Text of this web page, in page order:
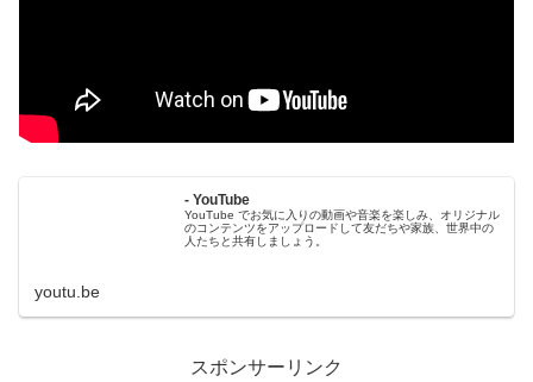
- YouTube
YouTube でお気に入りの動画や音楽を楽しみ、オリジナル
のコンテンツをアップロードして友だちや家族、世界中の
人たちと共有しましょう。
youtu.be
スポンサーリンク